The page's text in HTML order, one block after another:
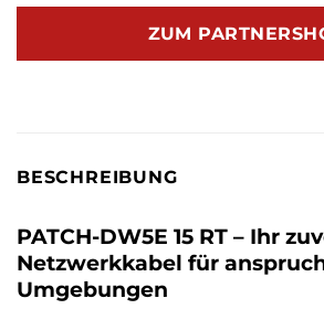
ZUM
BESCHREIBUNG
PATCH-DW5E 15 RT – Ihr
Netzwerkkabel für
Umgebungen